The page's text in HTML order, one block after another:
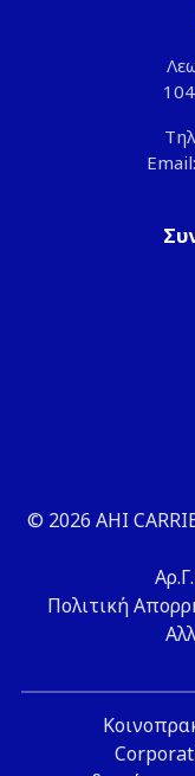
Email:
© 2026 ΑΗΙ
Πολιτική